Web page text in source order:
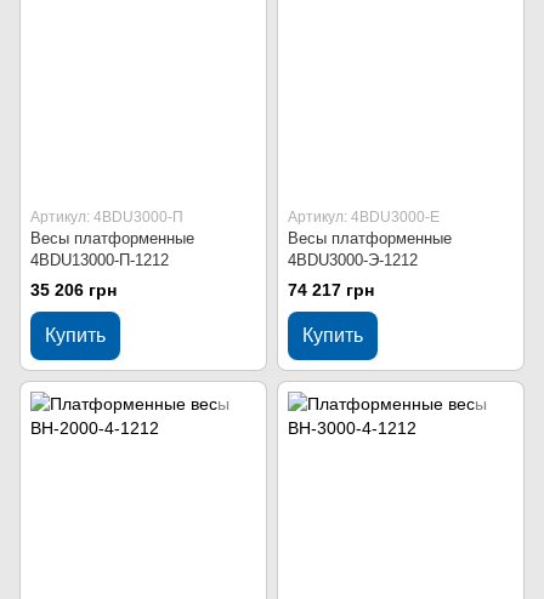
Артикул: 4BDU3000-П
Весы платформенные
4BDU13000-П-1212
35 206 грн
Купить
Артикул: 4BDU3000-Е
Весы платформенные
4BDU3000-Э-1212
74 217 грн
Купить